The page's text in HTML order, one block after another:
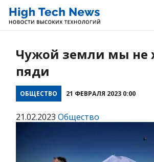
Чужой земли мы не
пяди
ОБЩЕСТВО 21 ФЕВРАЛЯ 2023 0:00
21.02.2023 Общество